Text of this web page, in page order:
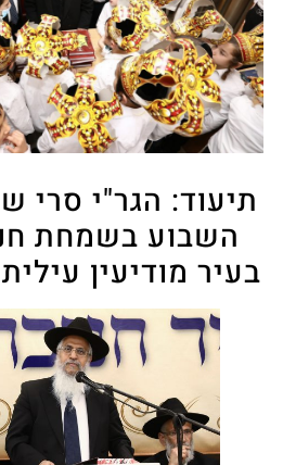
תיעוד: הגר"י סרי
השבוע בשמחת
בעיר מודיעין